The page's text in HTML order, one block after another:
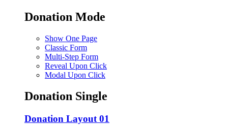
Donation Mode
Show One Page
Classic Form
Multi-Step Form
Reveal Upon Click
Modal Upon Click
Donation Single
Donation Layout 01